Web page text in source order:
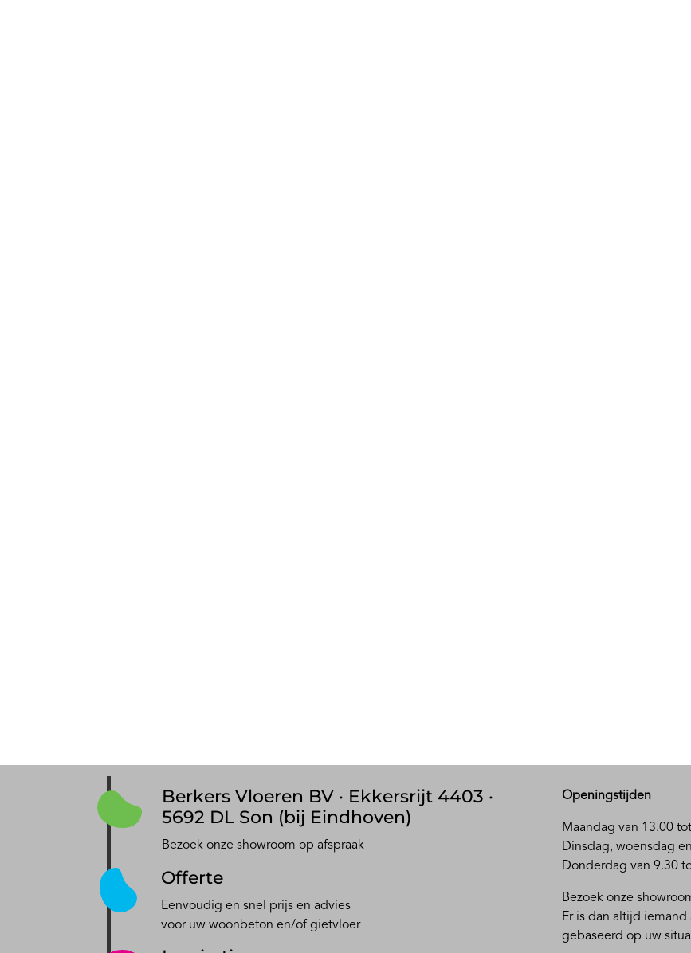
Berkers Vloeren BV · Ekkersrijt 4403 ·
5692 DL Son (bij Eindhoven)
Bezoek onze showroom op afspraak
Offerte
Eenvoudig en snel prijs en advies
voor uw woonbeton en/of gietvloer
Openingstijden
Maandag van 13.00
Dinsdag, woensdag
Donderdag van 9.30
Bezoek onze
Er is dan altijd
gebaseerd op uw